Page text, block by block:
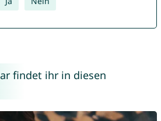
findet ihr in diesen